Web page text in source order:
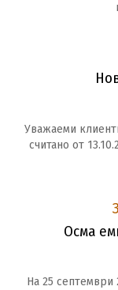
Уважаеми
считано от
Осма
На 25 септември